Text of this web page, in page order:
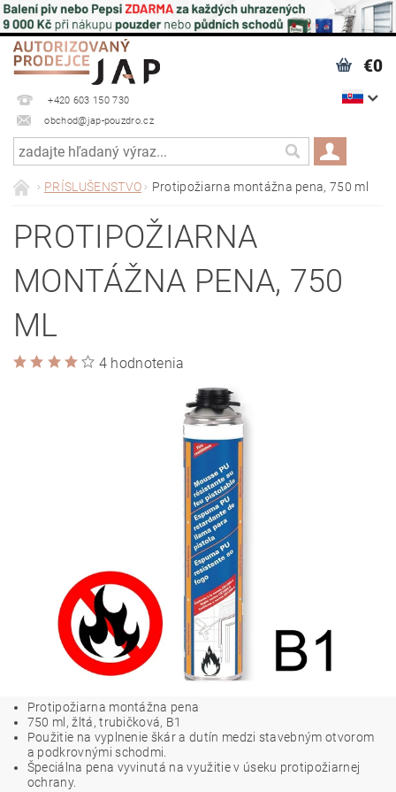
+420 603 150 730
obchod@jap-pouzdro.cz
€0
PRÍSLUŠENSTVO Protipožiarna montážna pena, 750 ml
PROTIPOŽIARNA
MONTÁŽNA PENA, 750
ML
4 hodnotenia
Protipožiarna montážna pena
750 ml, žltá, trubičková, B1
Použitie na vyplnenie škár a dutín medzi stavebným otvorom
a podkrovnými schodmi.
Špeciálna pena vyvinutá na využitie v úseku protipožiarnej
ochrany.